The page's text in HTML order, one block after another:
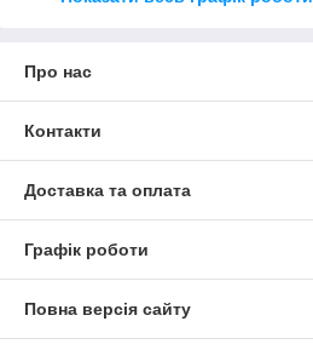
Про нас
Контакти
Доставка та оплата
Графік роботи
Повна версія сайту